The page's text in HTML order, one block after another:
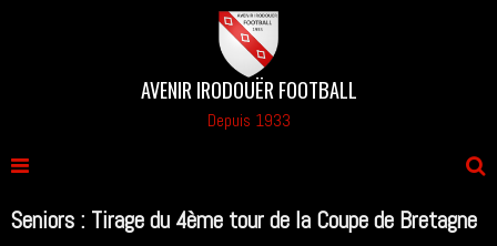
AVENIR IRODOUËR FOOTBALL
Depuis 1933
Seniors : Tirage du 4ème tour de la Coupe de Bretagne